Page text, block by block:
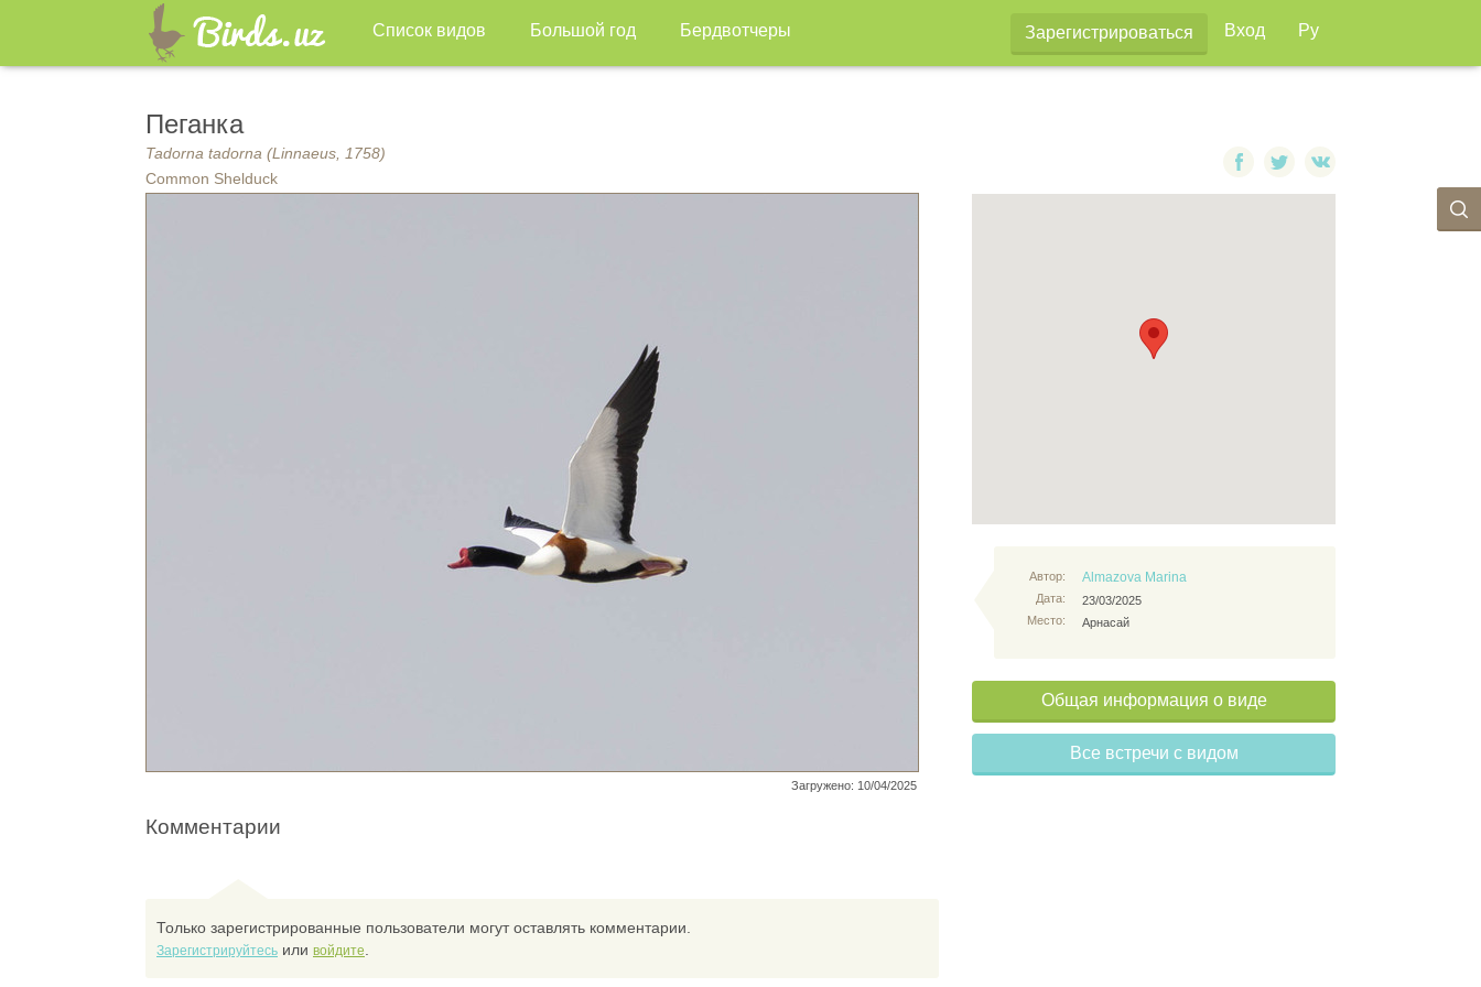
Список видов Большой год Бердвотчеры Зарегистрироваться Вход Ру
Пеганка
Tadorna tadorna (Linnaeus, 1758)
Common Shelduck
Загружено: 10/04/2025
Автор:
Дата:
Место:
Almazova Marina
23/03/2025
Арнасай
Общая информация о виде
Все встречи с видом
Комментарии
Только зарегистрированные пользователи могут оставлять комментарии.
Зарегистрируйтесь или войдите